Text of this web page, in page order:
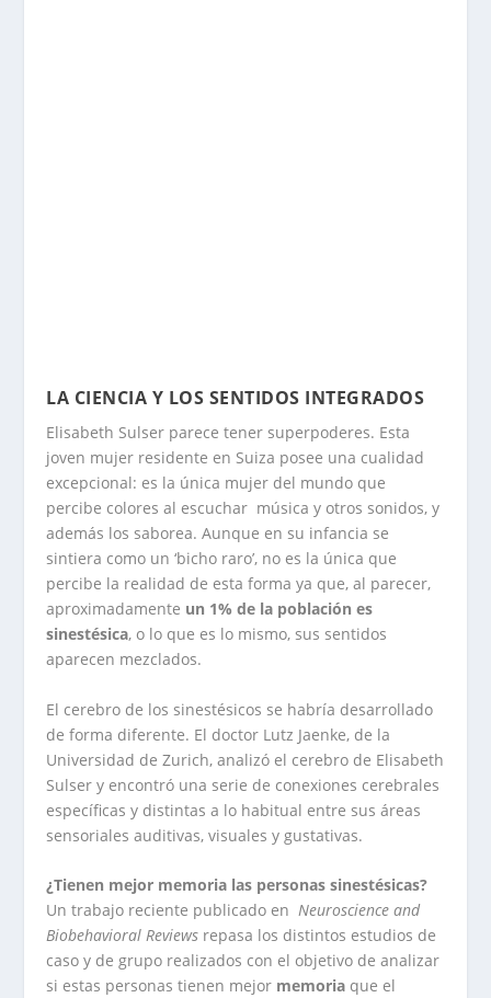
LA CIENCIA Y LOS SENTIDOS INTEGRADOS
Elisabeth Sulser parece tener superpoderes. Esta
joven mujer residente en Suiza posee una cualidad
excepcional: es la única mujer del mundo que
percibe colores al escuchar música y otros sonidos, y
además los saborea. Aunque en su infancia se
sintiera como un ‘bicho raro’, no es la única que
percibe la realidad de esta forma ya que, al parecer,
aproximadamente un 1% de la población es
sinestésica, o lo que es lo mismo, sus sentidos
aparecen mezclados.
El cerebro de los sinestésicos se habría desarrollado
de forma diferente. El doctor Lutz Jaenke, de la
Universidad de Zurich, analizó el cerebro de Elisabeth
Sulser y encontró una serie de conexiones cerebrales
específicas y distintas a lo habitual entre sus áreas
sensoriales auditivas, visuales y gustativas.
¿Tienen mejor memoria las personas sinestésicas?
Un trabajo reciente publicado enNeuroscience and
Biobehavioral Reviews repasa los distintos estudios de
caso y de grupo realizados con el objetivo de analizar
si estas personas tienen mejor memoria que el